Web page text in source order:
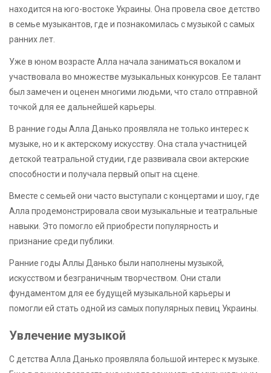
находится на юго-востоке Украины. Она провела свое детство
в семье музыкантов, где и познакомилась с музыкой с самых
ранних лет.
Уже в юном возрасте Алла начала заниматься вокалом и
участвовала во множестве музыкальных конкурсов. Ее талант
был замечен и оценен многими людьми, что стало отправной
точкой для ее дальнейшей карьеры.
В ранние годы Алла Данько проявляла не только интерес к
музыке, но и к актерскому искусству. Она стала участницей
детской театральной студии, где развивала свои актерские
способности и получала первый опыт на сцене.
Вместе с семьей они часто выступали с концертами и шоу, где
Алла продемонстрировала свои музыкальные и театральные
навыки. Это помогло ей приобрести популярность и
признание среди публики.
Ранние годы Аллы Данько были наполнены музыкой,
искусством и безграничным творчеством. Они стали
фундаментом для ее будущей музыкальной карьеры и
помогли ей стать одной из самых популярных певиц Украины.
Увлечение музыкой
С детства Алла Данько проявляла большой интерес к музыке.